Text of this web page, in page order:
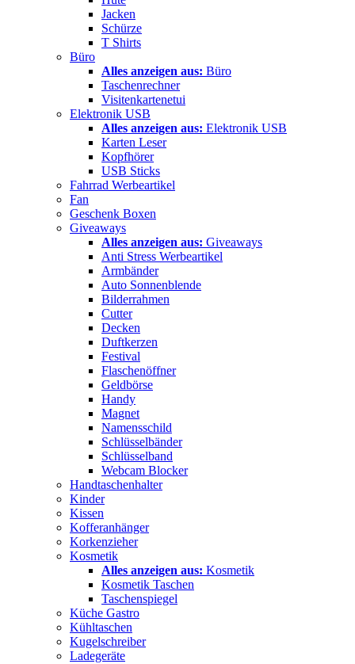
Jacken
Schürze
T Shirts
Büro
Alles anzeigen aus: Büro
Taschenrechner
Visitenkartenetui
Elektronik USB
Alles anzeigen aus: Elektronik USB
Karten Leser
Kopfhörer
USB Sticks
Fahrrad Werbeartikel
Fan
Geschenk Boxen
Giveaways
Alles anzeigen aus: Giveaways
Anti Stress Werbeartikel
Armbänder
Auto Sonnenblende
Bilderrahmen
Cutter
Decken
Duftkerzen
Festival
Flaschenöffner
Geldbörse
Handy
Magnet
Namensschild
Schlüsselbänder
Schlüsselband
Webcam Blocker
Handtaschenhalter
Kinder
Kissen
Kofferanhänger
Korkenzieher
Kosmetik
Alles anzeigen aus: Kosmetik
Kosmetik Taschen
Taschenspiegel
Küche Gastro
Kühltaschen
Kugelschreiber
Ladegeräte